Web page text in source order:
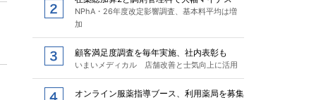
NPhA・26年度改定影響調査、基本料平均は増
加
顧客満足度調査を毎年実施、社内表彰も
いまいメディカル 店舗改善と士気向上に活用
オンライン服薬指導ブース、利用薬局を募集